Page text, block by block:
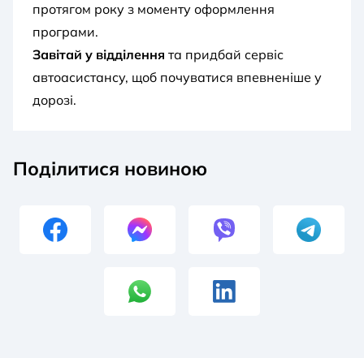
протягом року з моменту оформлення
програми.
Завітай у відділення та придбай сервіс
автоасистансу, щоб почуватися впевненіше у
дорозі.
Поділитися новиною